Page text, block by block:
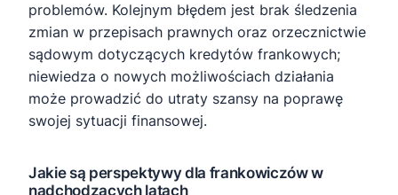
problemów. Kolejnym błędem jest brak śledzenia
zmian w przepisach prawnych oraz orzecznictwie
sądowym dotyczących kredytów frankowych;
niewiedza o nowych możliwościach działania
może prowadzić do utraty szansy na poprawę
swojej sytuacji finansowej.
Jakie są perspektywy dla frankowiczów w
nadchodzących latach